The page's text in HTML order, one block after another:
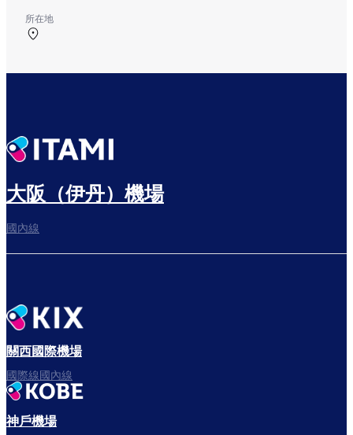
所在地
大阪（伊丹）機場
國內線
關西國際機場
國際線國內線
神戶機場